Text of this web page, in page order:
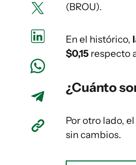
(BROU).
En el histórico,
$0,15 respecto
¿Cuánto
Por otro lado,
sin cambios.